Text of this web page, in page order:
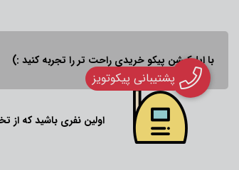
با اپلیکیشن پیکو خریدی راحت تر را تجربه کنید :)
اولین نفری باشید که
پشتیبانی پیکوتویز